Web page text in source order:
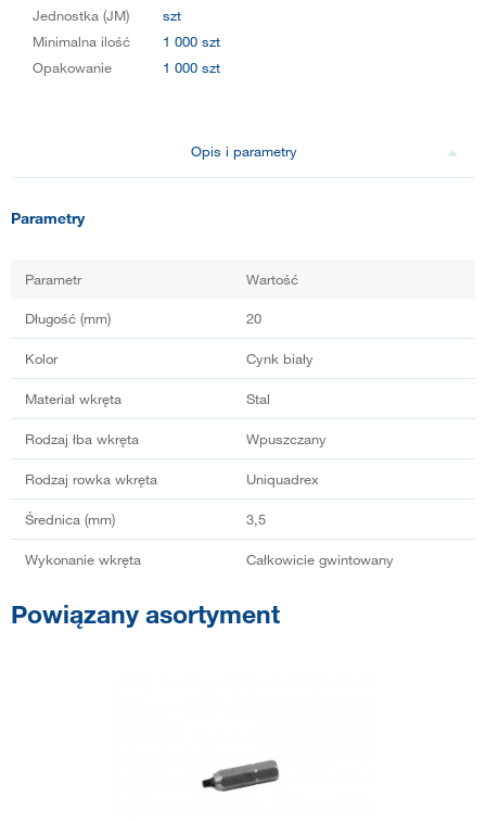
Jednostka (JM)
szt
Minimalna ilość
1 000 szt
Opakowanie
1 000 szt
Opis i parametry
Parametry
Parametr Wartość
Długość (mm) 20
Kolor Cynk biały
Materiał wkręta Stal
Rodzaj łba wkręta Wpuszczany
Rodzaj rowka wkręta Uniquadrex
Średnica (mm) 3,5
Wykonanie wkręta Całkowicie gwintowany
Powiązany asortyment